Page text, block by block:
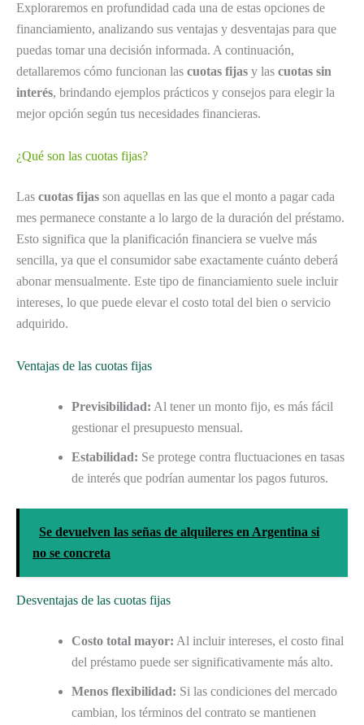
Exploraremos en profundidad cada una de estas opciones de
financiamiento, analizando sus ventajas y desventajas para que
puedas tomar una decisión informada. A continuación,
detallaremos cómo funcionan las cuotas fijas y las cuotas sin
interés, brindando ejemplos prácticos y consejos para elegir la
mejor opción según tus necesidades financieras.
¿Qué son las cuotas fijas?
Las cuotas fijas son aquellas en las que el monto a pagar cada
mes permanece constante a lo largo de la duración del préstamo.
Esto significa que la planificación financiera se vuelve más
sencilla, ya que el consumidor sabe exactamente cuánto deberá
abonar mensualmente. Este tipo de financiamiento suele incluir
intereses, lo que puede elevar el costo total del bien o servicio
adquirido.
Ventajas de las cuotas fijas
Previsibilidad: Al tener un monto fijo, es más fácil
gestionar el presupuesto mensual.
Estabilidad: Se protege contra fluctuaciones en tasas
de interés que podrían aumentar los pagos futuros.
Se devuelven las señas de alquileres en Argentina si
no se concreta
Desventajas de las cuotas fijas
Costo total mayor: Al incluir intereses, el costo final
del préstamo puede ser significativamente más alto.
Menos flexibilidad: Si las condiciones del mercado
cambian, los términos del contrato se mantienen